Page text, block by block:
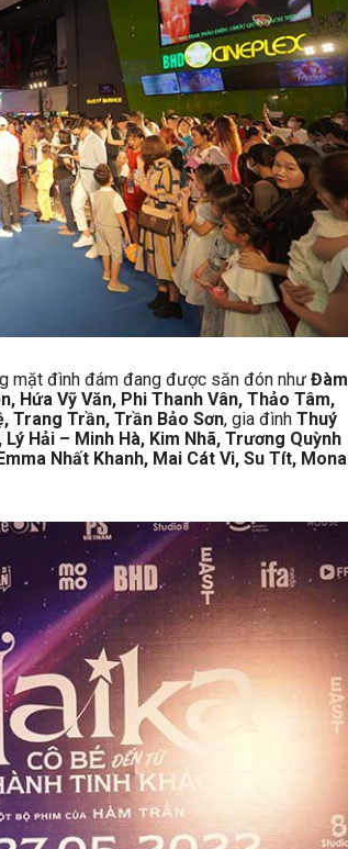
mặt đình đám đang được săn đón như Đàm
Hứa Vỹ Văn, Phi Thanh Vân, Thảo Tâm,
Trang Trần, Trần Bảo Sơn, gia đình Thuý
Hải – Minh Hà, Kim Nhã, Trương Quỳnh
Nhất Khanh, Mai Cát Vi, Su Tít, Mona